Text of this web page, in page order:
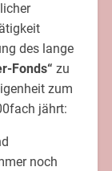
des lange
Fonds“ zu
zum
jährt:
noch